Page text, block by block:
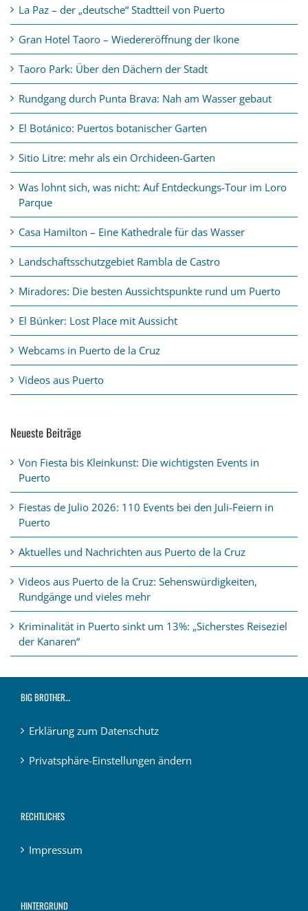
La Paz – der „deutsche“ Stadtteil von Puerto
Gran Hotel Taoro – Wiedereröffnung der Ikone
Taoro Park: Über den Dächern der Stadt
Rundgang durch Punta Brava: Nah am Wasser gebaut
El Botánico: Puertos botanischer Garten
Sitio Litre: mehr als ein Orchideen-Garten
Was lohnt sich, was nicht: Auf Entdeckungs-Tour im Loro
Parque
Casa Hamilton – Eine Kathedrale für das Wasser
Landschaftsschutzgebiet Rambla de Castro
Miradores: Die besten Aussichtspunkte rund um Puerto
El Búnker: Lost Place mit Aussicht
Webcams in Puerto de la Cruz
Videos aus Puerto
Neueste Beiträge
Von Fiesta bis Kleinkunst: Die wichtigsten Events in
Puerto
Fiestas de Julio 2026: 110 Events bei den Juli-Feiern in
Puerto
Aktuelles und Nachrichten aus Puerto de la Cruz
Videos aus Puerto de la Cruz: Sehenswürdigkeiten,
Rundgänge und vieles mehr
Kriminalität in Puerto sinkt um 13%: „Sicherstes Reiseziel
der Kanaren“
BIG BROTHER…
Erklärung zum Datenschutz
Privatsphäre-Einstellungen ändern
RECHTLICHES
Impressum
HINTERGRUND